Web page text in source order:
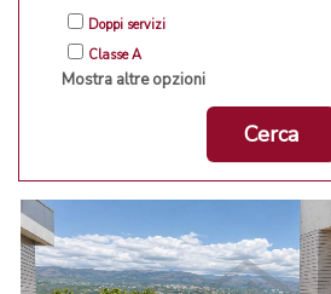
Doppi servizi
Classe A
Mostra altre opzioni
Cerca